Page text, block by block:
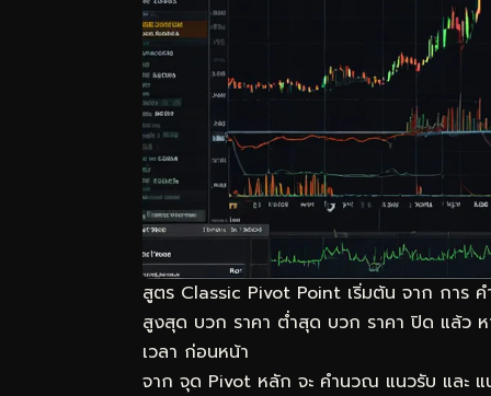
สูตร Classic Pivot Point เริ่มต้น จาก การ
สูงสุด บวก ราคา ต่ำสุด บวก ราคา ปิด แล้ว
เวลา ก่อนหน้า
จาก จุด Pivot หลัก จะ คำนวณ แนวรับ และ แ